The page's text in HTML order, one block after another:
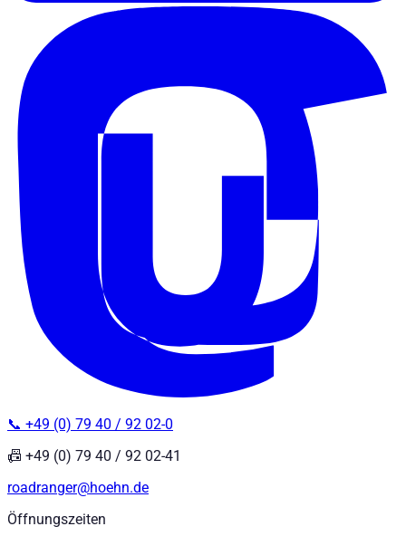
📞 +49 (0) 79 40 / 92 02-0
📠 +49 (0) 79 40 / 92 02-41
roadranger@hoehn.de
Öffnungszeiten